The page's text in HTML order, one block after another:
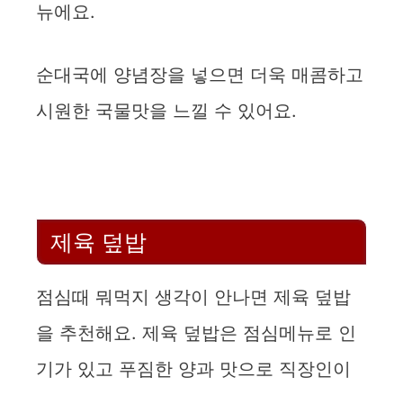
뉴에요.
순대국에 양념장을 넣으면 더욱 매콤하고
시원한 국물맛을 느낄 수 있어요.
제육 덮밥
점심때 뭐먹지 생각이 안나면 제육 덮밥
을 추천해요. 제육 덮밥은 점심메뉴로 인
기가 있고 푸짐한 양과 맛으로 직장인이